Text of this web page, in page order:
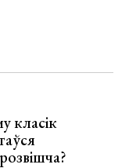
класік